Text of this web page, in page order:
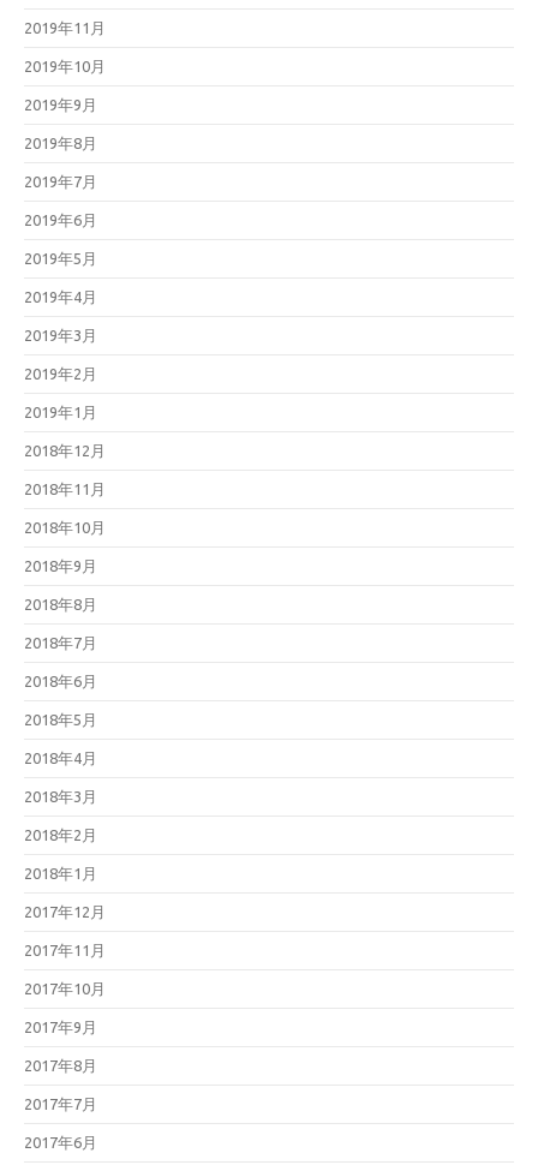
2019年11月
2019年10月
2019年9月
2019年8月
2019年7月
2019年6月
2019年5月
2019年4月
2019年3月
2019年2月
2019年1月
2018年12月
2018年11月
2018年10月
2018年9月
2018年8月
2018年7月
2018年6月
2018年5月
2018年4月
2018年3月
2018年2月
2018年1月
2017年12月
2017年11月
2017年10月
2017年9月
2017年8月
2017年7月
2017年6月